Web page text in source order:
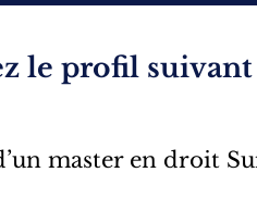
le profil suivant
master en droit